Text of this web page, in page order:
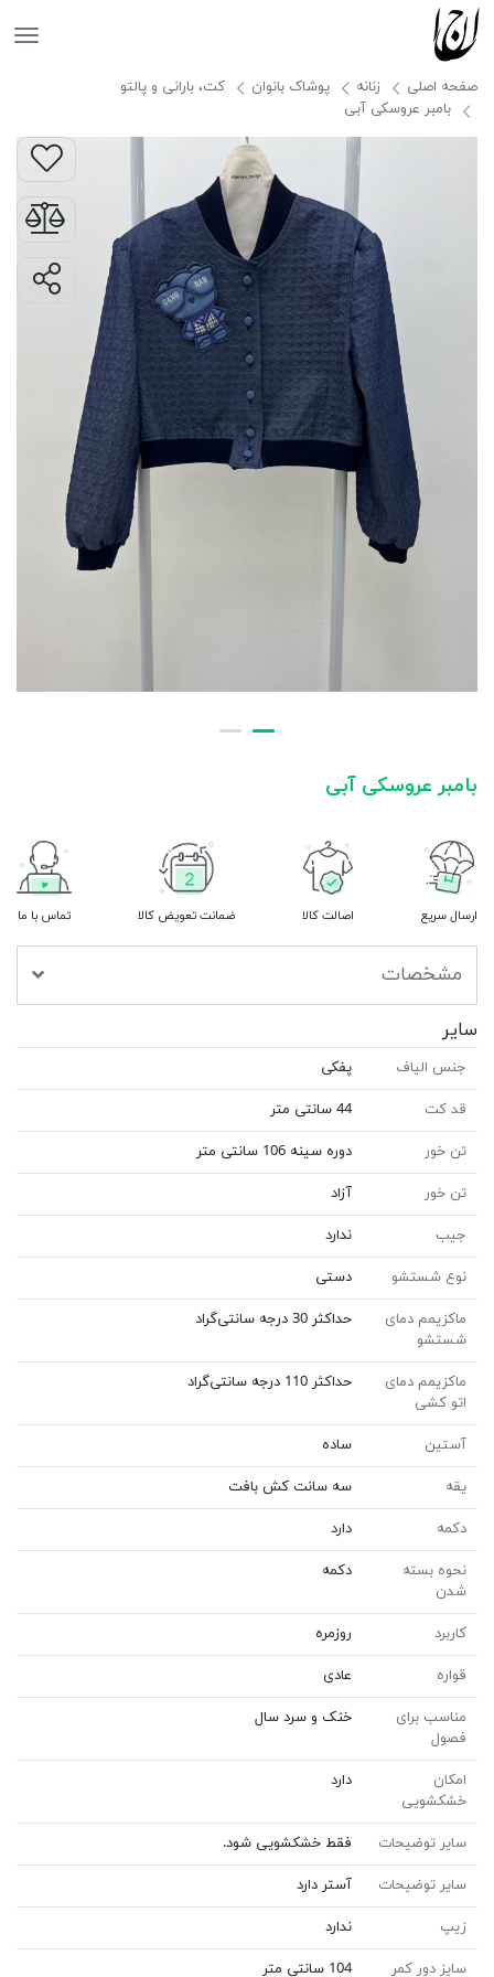
صفحه اصلی زنانه پوشاک بانوان
کت، بارانی و پالتو
بامبر عروسکی آبی
بامبر عروسکی آبی
ارسال سریع اصالت کالا ضمانت تعویض کالا تماس با ما
مشخصات
سایر
جنس الیاف پفکی
قد کت 44 سانتی متر
تن خور دوره سینه 106 سانتی متر
تن خور آزاد
جیب ندارد
نوع شستشو دستی
ماکزیمم دمای
شستشو
حداکثر 30 درجه سانتی‌گراد
ماکزیمم دمای
اتو کشی
حداکثر 110 درجه سانتی‌گراد
آستین ساده
یقه سه سانت کش بافت
دکمه دارد
نحوه بسته
شدن
دکمه
کاربرد روزمره
قواره عادی
مناسب برای
فصول
خنک و سرد سال
امکان
خشکشویی
دارد
سایر توضیحات فقط خشکشویی شود.
سایر توضیحات آستر دارد
زیپ ندارد
سایز دور کمر 104 سانتی متر